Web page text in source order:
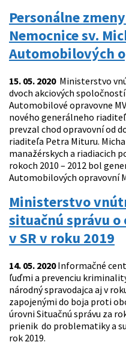
Personálne
Nemocnice sv.
Automobilových
15. 05. 2020Ministerstvo
dvoch akciových
Automobilové opravovne
nového generálneho
prevzal chod opravovní od
riaditeľa Petra Mituru.
manažérskych a riadiacich
rokoch 2010 – 2012 bol
Automobilových opravovní
Ministerstvo
situačnú správu
v SR v roku 2019
14. 05. 2020Informačné
ľuďmi a prevenciu
národný spravodajca aj v
zapojenými do boja proti
úrovni Situačnú správu za
prienik do problematiky a
rok 2019.